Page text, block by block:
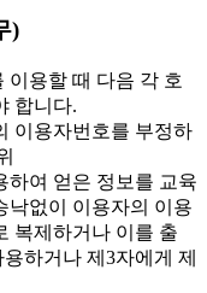
)
용할 때 다음 각 호
합니다.
이용자번호를 부정하
하여 얻은 정보를 교육
낙없이 이용자의 이용
복제하거나 이를 출
하거나 제3자에게 제